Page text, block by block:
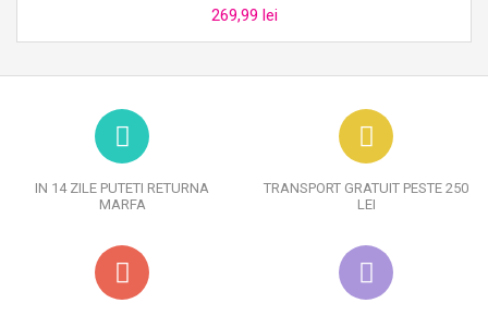
269,99 lei
IN 14 ZILE PUTETI RETURNA
MARFA
TRANSPORT GRATUIT PESTE 250
LEI